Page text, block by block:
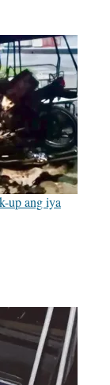
up ang iya